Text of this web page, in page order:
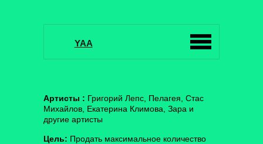
YAA
Цель: Продать максимальное количество
Артисты : Григорий Лепс, Пелагея, Стас
Михайлов, Екатерина Климова, Зара и
другие артисты